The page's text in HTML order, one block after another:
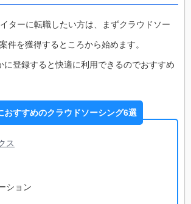
ターに転職したい方は、まずクラウドソー
件を獲得するところから始めます。
に登録すると快適に利用できるのでおすすめ
おすすめのクラウドソーシング6選
ス
ション